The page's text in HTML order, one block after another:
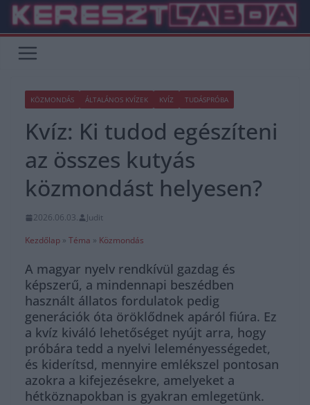
Skip
content
KÖZMONDÁS ÁLTALÁNOS KVÍZEK KVÍZ TUDÁSPRÓBA
Kvíz: Ki tudod egészíteni
az összes kutyás
közmondást helyesen?
2026.06.03.
Judit
Kezdőlap » Téma » Közmondás
A magyar nyelv rendkívül gazdag és
képszerű, a mindennapi beszédben
használt állatos fordulatok pedig
generációk óta öröklődnek apáról fiúra. Ez
a kvíz kiváló lehetőséget nyújt arra, hogy
próbára tedd a nyelvi leleményességedet,
és kiderítsd, mennyire emlékszel pontosan
azokra a kifejezésekre, amelyeket a
hétköznapokban is gyakran emlegetünk.